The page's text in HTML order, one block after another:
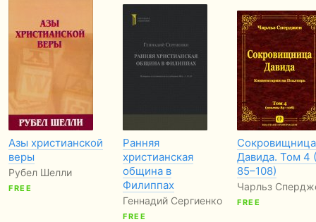
Азы христианской
веры
Рубел Шелли
FREE
Ранняя
христианская
община в
Филиппах
Геннадий Сергиенко
FREE
Сокровищница
Давида. Том 4
85–108)
Чарльз
FREE